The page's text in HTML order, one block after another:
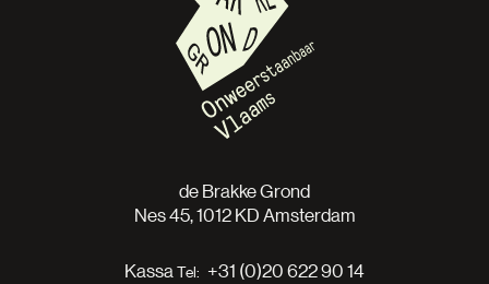
de Brakke Grond
Nes 45, 1012 KD Amsterdam
Kassa
+31 (0)20 622 90 14